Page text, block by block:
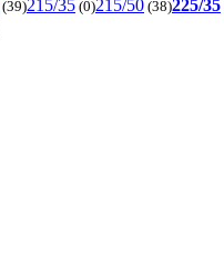
(39)215/35 (0)215/50 (38)225/35